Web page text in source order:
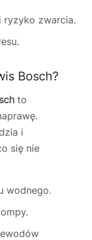
ryzyko zwarcia.
Bosch?
to
i
się nie
wodnego.